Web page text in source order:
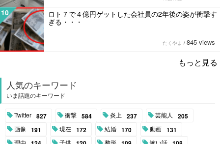
10
ロト７で４億円ゲットした会社員の2年後の姿が衝撃す
ぎる・・・
たくやま / 845 views
もっと見る
人気のキーワード
いま話題のキーワード
Twitter 827 衝撃 584 炎上 237 芸能人 205
画像 191 現在 172 結婚 170 動画 131
理由 子供 整形 怖い話